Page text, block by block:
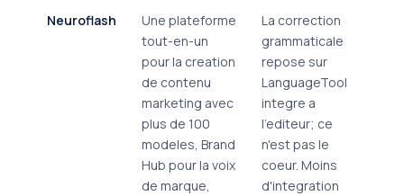
Neuroflash
Une plateforme
tout-en-un
pour la creation
de contenu
marketing avec
plus de 100
modeles, Brand
Hub pour la voix
de marque,
La correction
grammaticale
repose sur
LanguageTool
integre a
l'editeur; ce
n'est pas le
coeur. Moins
d'integration